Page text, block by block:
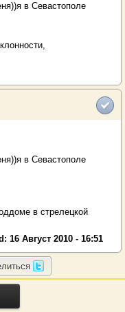
в Севастополе
в Севастополе
в стрелецкой
Август 2010 - 16:51